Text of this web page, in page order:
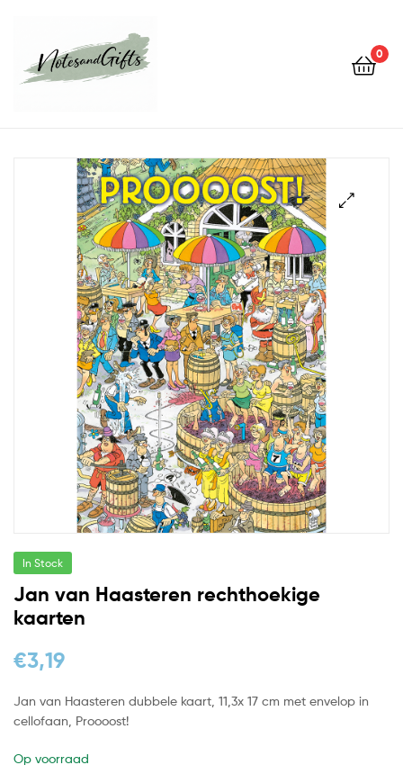
0
In Stock
Jan van Haasteren rechthoekige
kaarten
€3,19
Jan van Haasteren dubbele kaart, 11,3x 17 cm met envelop in
cellofaan, Proooost!
Op voorraad